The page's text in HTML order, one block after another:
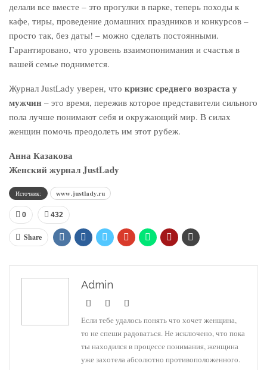
делали все вместе – это прогулки в парке, теперь походы к
кафе, тиры, проведение домашних праздников и конкурсов –
просто так, без даты! – можно сделать постоянными.
Гарантировано, что уровень взаимопонимания и счастья в
вашей семье поднимется.
Журнал JustLady уверен, что кризис среднего возраста у
мужчин – это время, пережив которое представители сильного
пола лучше понимают себя и окружающий мир. В силах
женщин помочь преодолеть им этот рубеж.
Анна Казакова
Женский журнал JustLady
Источник: www.justlady.ru
0 432
Share
Admin
Если тебе удалось понять что хочет женщина,
то не спеши радоваться. Не исключено, что пока
ты находился в процессе понимания, женщина
уже захотела абсолютно противоположенного.